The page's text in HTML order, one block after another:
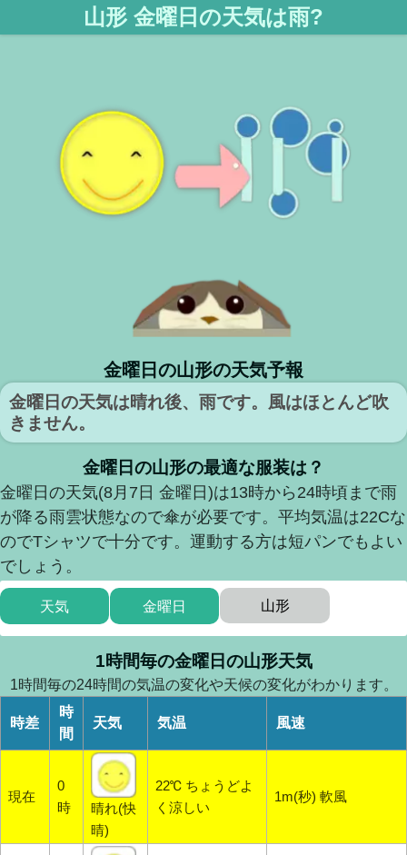
山形 金曜日の天気は雨?
金曜日の山形の天気予報
金曜日の天気は晴れ後、雨です。風はほとんど吹
きません。
金曜日の山形の最適な服装は？
金曜日の天気(8月7日 金曜日)は13時から24時頃まで雨
が降る雨雲状態なので傘が必要です。平均気温は22Cな
のでTシャツで十分です。運動する方は短パンでもよい
でしょう。
天気 金曜日 山形
1時間毎の金曜日の山形天気
1時間毎の24時間の気温の変化や天候の変化がわかります。
時差
時
間
天気 気温 風速
現在
0
時
晴れ(快
晴)
22℃ ちょうどよ
く涼しい
1m(秒) 軟風